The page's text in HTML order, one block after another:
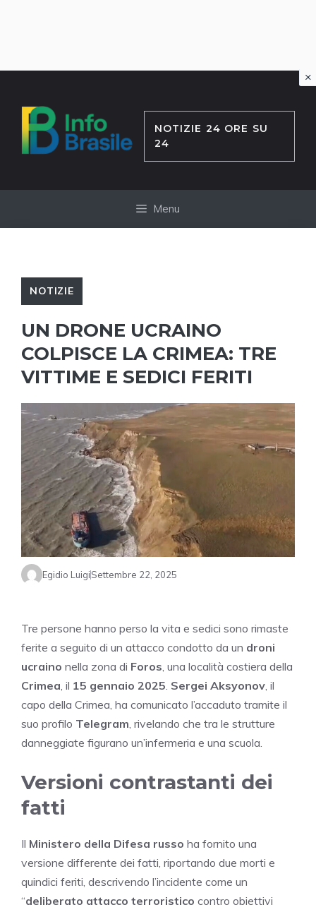
contenuto
NOTIZIE 24 ORE SU
24
Menu
NOTIZIE
UN DRONE UCRAINO
COLPISCE LA CRIMEA: TRE
VITTIME E SEDICI FERITI
Egidio LuigiSettembre 22, 2025
Tre persone hanno perso la vita e sedici sono rimaste
ferite a seguito di un attacco condotto da un droni
ucraino nella zona di Foros, una località costiera della
Crimea, il 15 gennaio 2025. Sergei Aksyonov, il
capo della Crimea, ha comunicato l’accaduto tramite il
suo profilo Telegram, rivelando che tra le strutture
danneggiate figurano un’infermeria e una scuola.
Versioni contrastanti dei
fatti
Il Ministero della Difesa russo ha fornito una
versione differente dei fatti, riportando due morti e
quindici feriti, descrivendo l’incidente come un
“deliberato attacco terroristico contro obiettivi
×